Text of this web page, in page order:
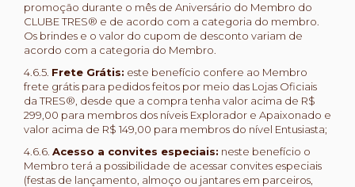
promoção durante o mês de Aniversário do Membro do
CLUBE TRES® e de acordo com a categoria do membro.
Os brindes e o valor do cupom de desconto variam de
acordo com a categoria do Membro.
4.6.5. Frete Grátis: este benefício confere ao Membro
frete grátis para pedidos feitos por meio das Lojas Oficiais
da TRES®, desde que a compra tenha valor acima de R$
299,00 para membros dos níveis Explorador e Apaixonado e
valor acima de R$ 149,00 para membros do nível Entusiasta;
4.6.6. Acesso a convites especiais: neste benefício o
Membro terá a possibilidade de acessar convites especiais
(festas de lançamento, almoço ou jantares em parceiros,